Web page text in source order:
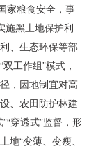
家粮食安全，事
施黑土地保护利
、生态环保等部
工作组”模式，
，因地制宜对高
、农田防护林建
穿透式”监督，形
“变薄、变瘦、